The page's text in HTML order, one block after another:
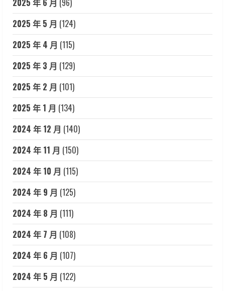
2025 年 6 月 (96)
2025 年 5 月 (124)
2025 年 4 月 (115)
2025 年 3 月 (129)
2025 年 2 月 (101)
2025 年 1 月 (134)
2024 年 12 月 (140)
2024 年 11 月 (150)
2024 年 10 月 (115)
2024 年 9 月 (125)
2024 年 8 月 (111)
2024 年 7 月 (108)
2024 年 6 月 (107)
2024 年 5 月 (122)